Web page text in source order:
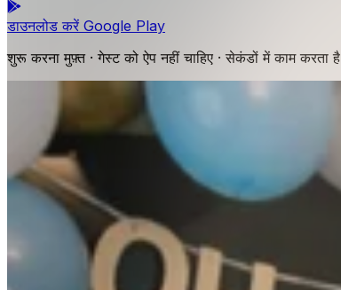
डाउनलोड करें Google Play
शुरू करना मुफ़्त · गेस्ट को ऐप नहीं चाहिए · सेकंडों में काम करता है